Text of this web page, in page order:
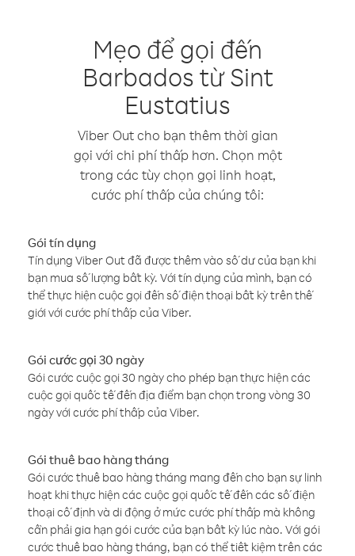
Mẹo để gọi đến
Barbados từ Sint
Eustatius
Viber Out cho bạn thêm thời gian
gọi với chi phí thấp hơn. Chọn một
trong các tùy chọn gọi linh hoạt,
cước phí thấp của chúng tôi:
Gói tín dụng
Tín dụng Viber Out đã được thêm vào số dư của bạn khi
bạn mua số lượng bất kỳ. Với tín dụng của mình, bạn có
thể thực hiện cuộc gọi đến số điện thoại bất kỳ trên thế
giới với cước phí thấp của Viber.
Gói cước gọi 30 ngày
Gói cước cuộc gọi 30 ngày cho phép bạn thực hiện các
cuộc gọi quốc tế đến địa điểm bạn chọn trong vòng 30
ngày với cước phí thấp của Viber.
Gói thuê bao hàng tháng
Gói cước thuê bao hàng tháng mang đến cho bạn sự linh
hoạt khi thực hiện các cuộc gọi quốc tế đến các số điện
thoại cố định và di động ở mức cước phí thấp mà không
cần phải gia hạn gói cước của bạn bất kỳ lúc nào. Với gói
cước thuê bao hàng tháng, bạn có thể tiết kiệm trên các